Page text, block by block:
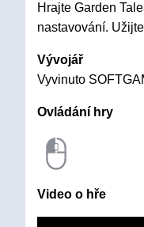
Hrajte Garden
nastavování.
Vývojář
Vyvinuto
Ovládání hry
Video o hře